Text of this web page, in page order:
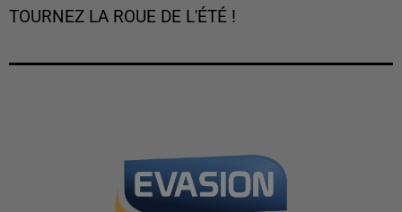
TOURNEZ LA ROUE DE L'ÉTÉ !